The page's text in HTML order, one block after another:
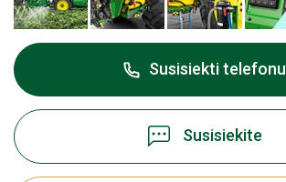
Susisiekti telefonu
Susisiekite